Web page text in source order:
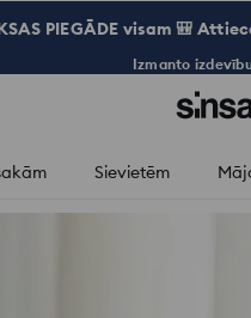
PIEGĀDE visam 🎒
Izmanto
Sievietēm